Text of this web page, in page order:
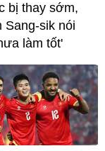
bị thay sớm,
Sang-sik nói
làm tốt'